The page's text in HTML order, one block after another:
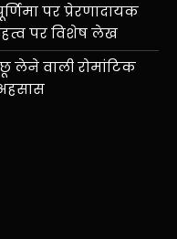
पर प्रेरणादायक
पर विशेष लेख
लेने वाली रोमांटिक